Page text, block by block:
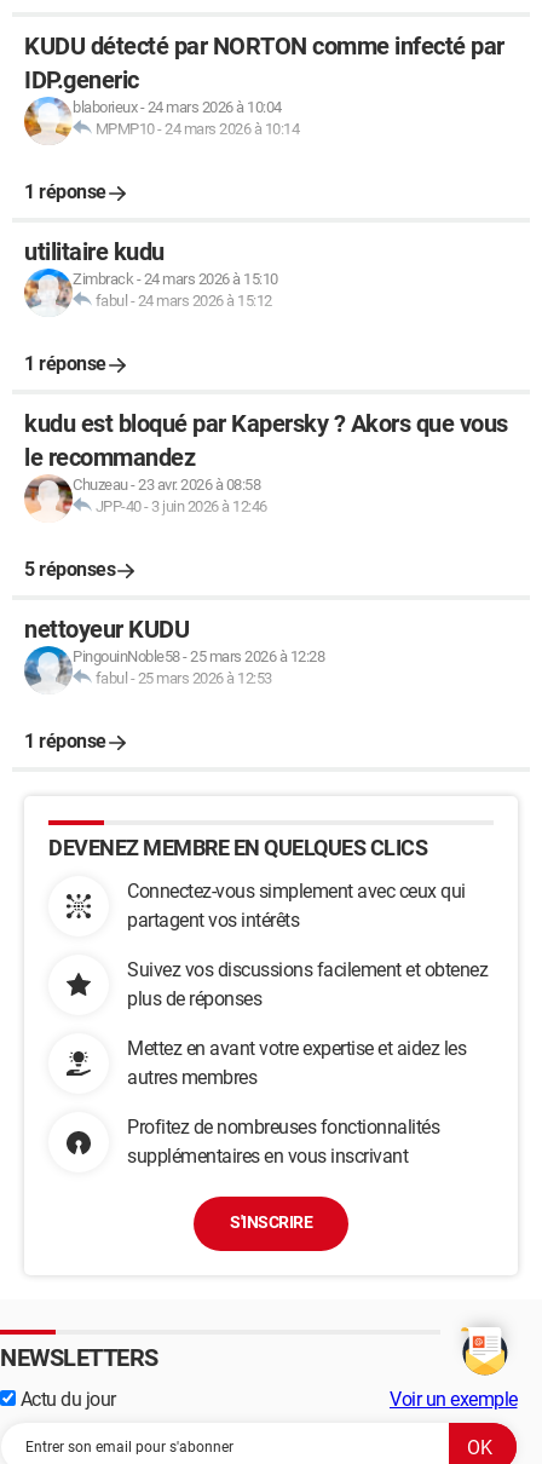
KUDU détecté par NORTON comme infecté par
IDP.generic
blaborieux-24 mars 2026 à 10:04
MPMP10-24 mars 2026 à 10:14
1 réponse
utilitaire kudu
Zimbrack-24 mars 2026 à 15:10
fabul -24 mars 2026 à 15:12
1 réponse
kudu est bloqué par Kapersky ? Akors que vous
le recommandez
Chuzeau-23 avr. 2026 à 08:58
JPP-40- 3 juin 2026 à 12:46
5 réponses
nettoyeur KUDU
PingouinNoble58-25 mars 2026 à 12:28
fabul -25 mars 2026 à 12:53
1 réponse
DEVENEZ MEMBRE EN QUELQUES CLICS
Connectez-vous simplement avec ceux qui
partagent vos intérêts
Suivez vos discussions facilement et obtenez
plus de réponses
Mettez en avant votre expertise et aidez les
autres membres
Profitez de nombreuses fonctionnalités
supplémentaires en vous inscrivant
S'INSCRIRE
NEWSLETTERS
Actu du jour Voir un exemple